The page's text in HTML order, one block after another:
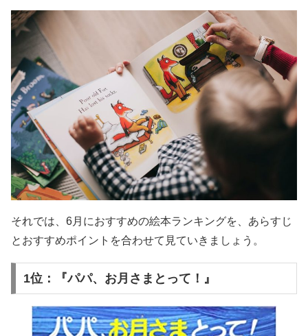
それでは、6月におすすめの絵本ランキングを、あらすじ
とおすすめポイントを合わせて見ていきましょう。
1位：『パパ、お月さまとって！』